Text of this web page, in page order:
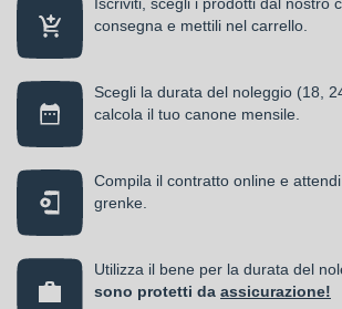
consegna e mettili nel carrello.
Scegli la durata del noleggio (18,
calcola il tuo canone mensile.
Compila il contratto online e
grenke.
Utilizza il bene per la durata del
sono protetti da assicurazione!